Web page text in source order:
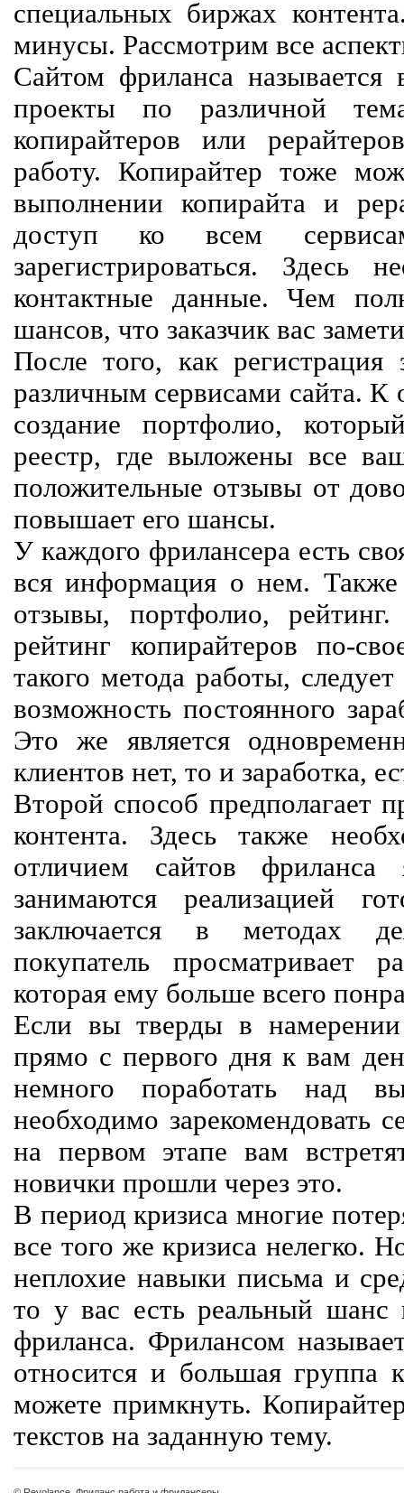
специальных биржах
минусы. Рассмотрим все
Сайтом фриланса называется
проекты по различной
копирайтеров или
работу. Копирайтер тоже
выполнении копирайта и
доступ ко всем
зарегистрироваться. Здесь
контактные данные. Чем
шансов, что заказчик вас
После того, как регистрация
различным сервисами сайта. К
создание портфолио,
реестр, где выложены все
положительные отзывы от
повышает его шансы.
У каждого фрилансера есть
вся информация о нем. Также
отзывы, портфолио,
рейтинг копирайтеров по-
такого метода работы,
возможность постоянного
Это же является
клиентов нет, то и заработка,
Второй способ предполагает
контента. Здесь также
отличием сайтов
занимаются реализацией
заключается в методах
покупатель просматривает
которая ему больше всего
Если вы тверды в
прямо с первого дня к вам
немного поработать над
необходимо зарекомендовать
на первом этапе вам
новички прошли через это.
В период кризиса многие
все того же кризиса нелегко.
неплохие навыки письма и
то у вас есть реальный шанс
фриланса. Фрилансом
относится и большая группа
можете примкнуть.
текстов на заданную тему.